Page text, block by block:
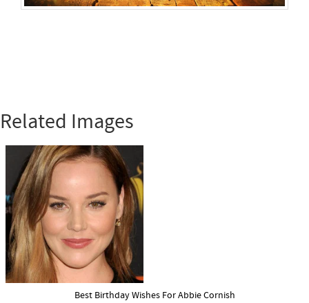
Related Images
Best Birthday Wishes For Abbie Cornish